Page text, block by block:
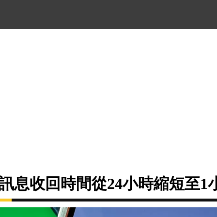
息收回時間從24小時縮短至1